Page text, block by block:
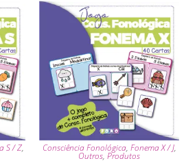
S / Z, Consciência Fonológica, Fonema X / J,
Outros, Produtos